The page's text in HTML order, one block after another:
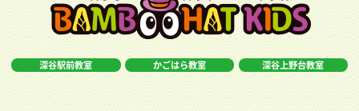
深谷駅前教室 かごはら教室 深谷上野台教室